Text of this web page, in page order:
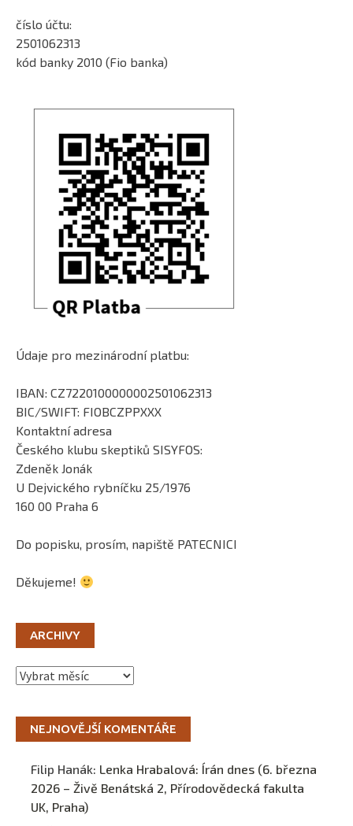
číslo účtu:
2501062313
kód banky 2010 (Fio banka)
Údaje pro mezinárodní platbu:
IBAN: CZ7220100000002501062313
BIC/SWIFT: FIOBCZPPXXX
Kontaktní adresa
Českého klubu skeptiků SISYFOS:
Zdeněk Jonák
U Dejvického rybníčku 25/1976
160 00 Praha 6
Do popisku, prosím, napiště PATECNICI
Děkujeme!
ARCHIVY
Archivy
NEJNOVĚJŠÍ KOMENTÁŘE
Filip Hanák: Lenka Hrabalová: Írán dnes (6. března
2026 – Živě Benátská 2, Přírodovědecká fakulta
UK, Praha)